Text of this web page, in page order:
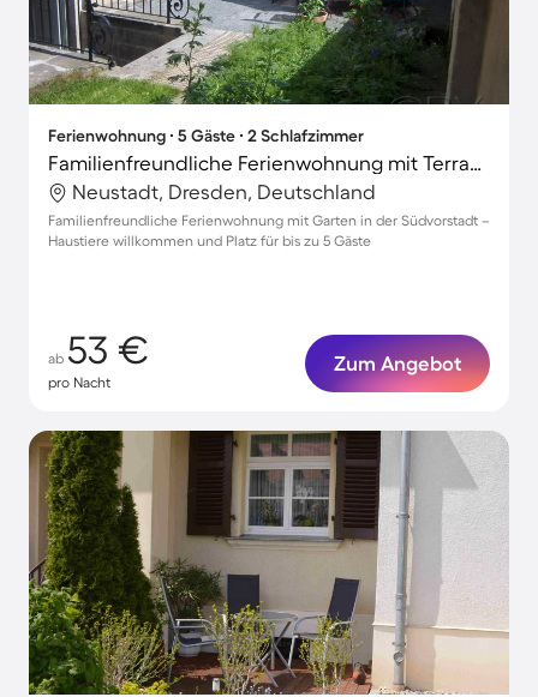
Ferienwohnung ∙ 5 Gäste ∙ 2 Schlafzimmer
Familienfreundliche Ferienwohnung mit Terrasse und Garten | Ideal für Homeoffice | Haustierfreundlich
Neustadt, Dresden, Deutschland
Familienfreundliche Ferienwohnung mit Garten in der Südvorstadt –
Haustiere willkommen und Platz für bis zu 5 Gäste
ab 53 €
pro Nacht
Zum Angebot